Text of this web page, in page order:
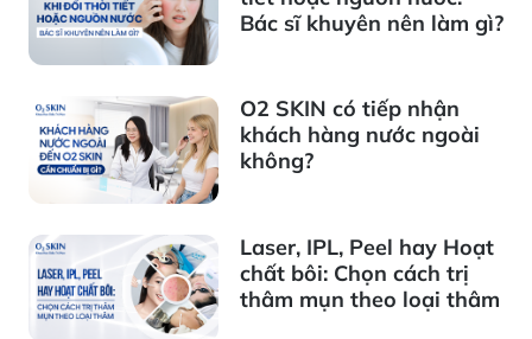
Bác sĩ khuyên nên làm gì?
O2 SKIN có tiếp nhận
khách hàng nước ngoài
không?
Laser, IPL, Peel hay Hoạt
chất bôi: Chọn cách trị
thâm mụn theo loại thâm